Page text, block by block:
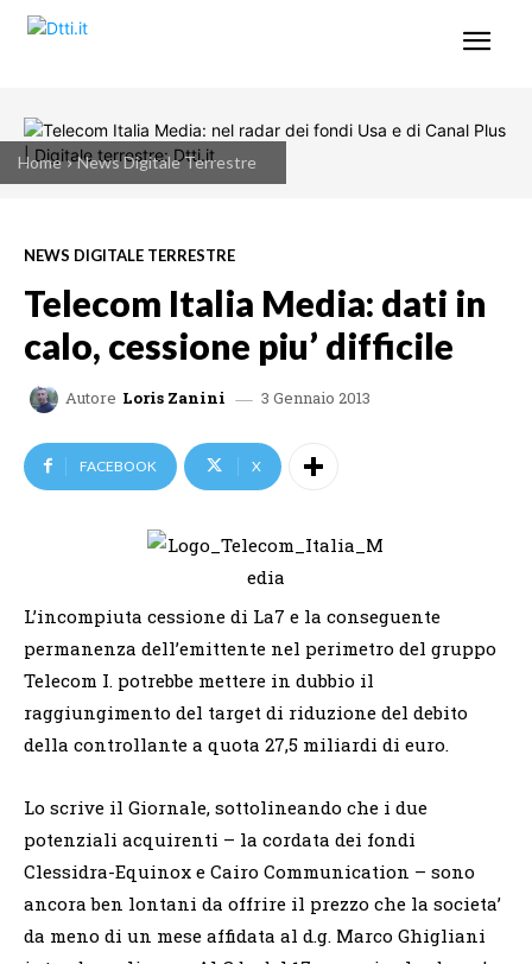
Home News Digitale Terrestre
NEWS DIGITALE TERRESTRE
Telecom Italia Media: dati in
calo, cessione piu’ difficile
Autore Loris Zanini 3 Gennaio 2013
FACEBOOK X
L’incompiuta cessione di La7 e la conseguente
permanenza dell’emittente nel perimetro del gruppo
Telecom I. potrebbe mettere in dubbio il
raggiungimento del target di riduzione del debito
della controllante a quota 27,5 miliardi di euro.
Lo scrive il Giornale, sottolineando che i due
potenziali acquirenti – la cordata dei fondi
Clessidra-Equinox e Cairo Communication – sono
ancora ben lontani da offrire il prezzo che la societa’
da meno di un mese affidata al d.g. Marco Ghigliani